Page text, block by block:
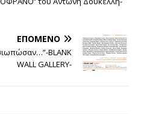
ΕΠΌΜΕΝΟ
BLANK
WALL GALLERY-